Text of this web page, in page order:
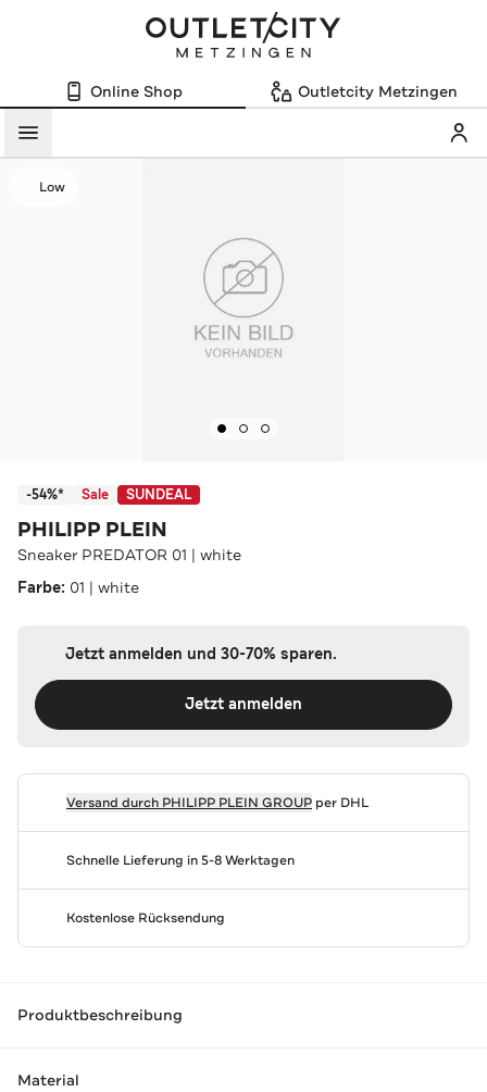
Online Shop Outletcity Metzingen
Menü
Low
-54%* Sale SUNDEAL
PHILIPP PLEIN
Sneaker PREDATOR 01 | white
Farbe: 01 | white
Jetzt anmelden und 30-70% sparen.
Jetzt anmelden
Versand durch PHILIPP PLEIN GROUPper DHL
Schnelle Lieferung in 5-8 Werktagen
Kostenlose Rücksendung
Produktbeschreibung
Material